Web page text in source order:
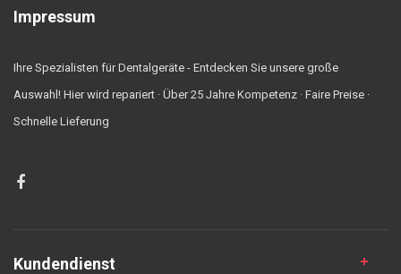
Impressum
Ihre Spezialisten für Dentalgeräte - Entdecken Sie unsere große
Auswahl! Hier wird repariert · Über 25 Jahre Kompetenz · Faire Preise ·
Schnelle Lieferung
Kundendienst